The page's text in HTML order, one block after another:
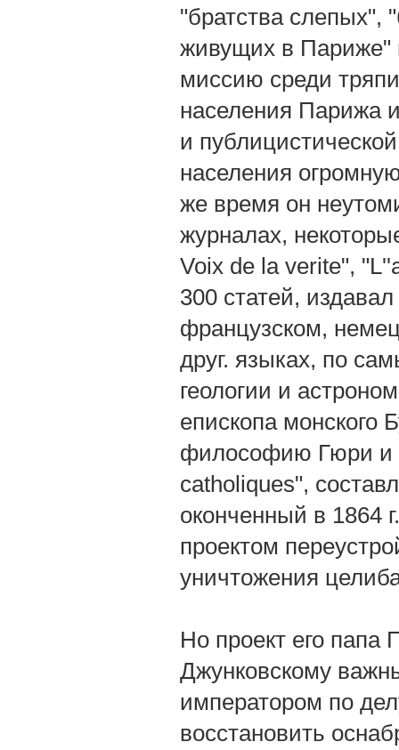
"братства слепых",
живущих в Париже"
миссию среди
населения Парижа
и
населения
же время он
журналах,
Voix de la verite",
300 статей,
французском,
друг. языках, по
геологии и
епископа монского
философию Гюри и
catholiques",
оконченный в 1864
проектом
уничтожения
Но проект его папа
Джунковскому
императором по
восстановить